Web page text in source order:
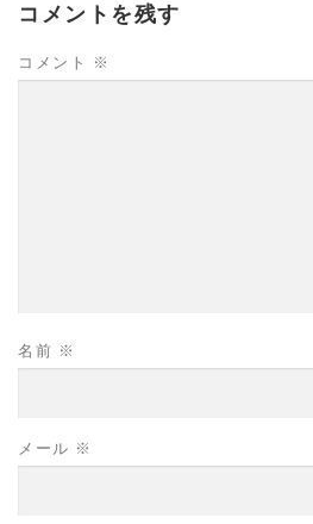
コメントを残す
コメント ※
名前 ※
メール ※